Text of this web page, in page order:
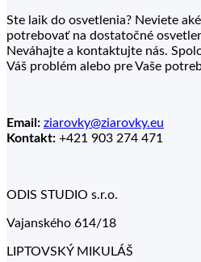
Ste laik do osvetlenia? Neviete
potrebovať na dostatočné
Neváhajte a kontaktujte nás.
Váš problém alebo pre Vaše
Email: ziarovky@ziarovky.eu
Kontakt: +421 903 274 471
ODIS STUDIO s.r.o.
Vajanského 614/18
LIPTOVSKÝ MIKULÁŠ